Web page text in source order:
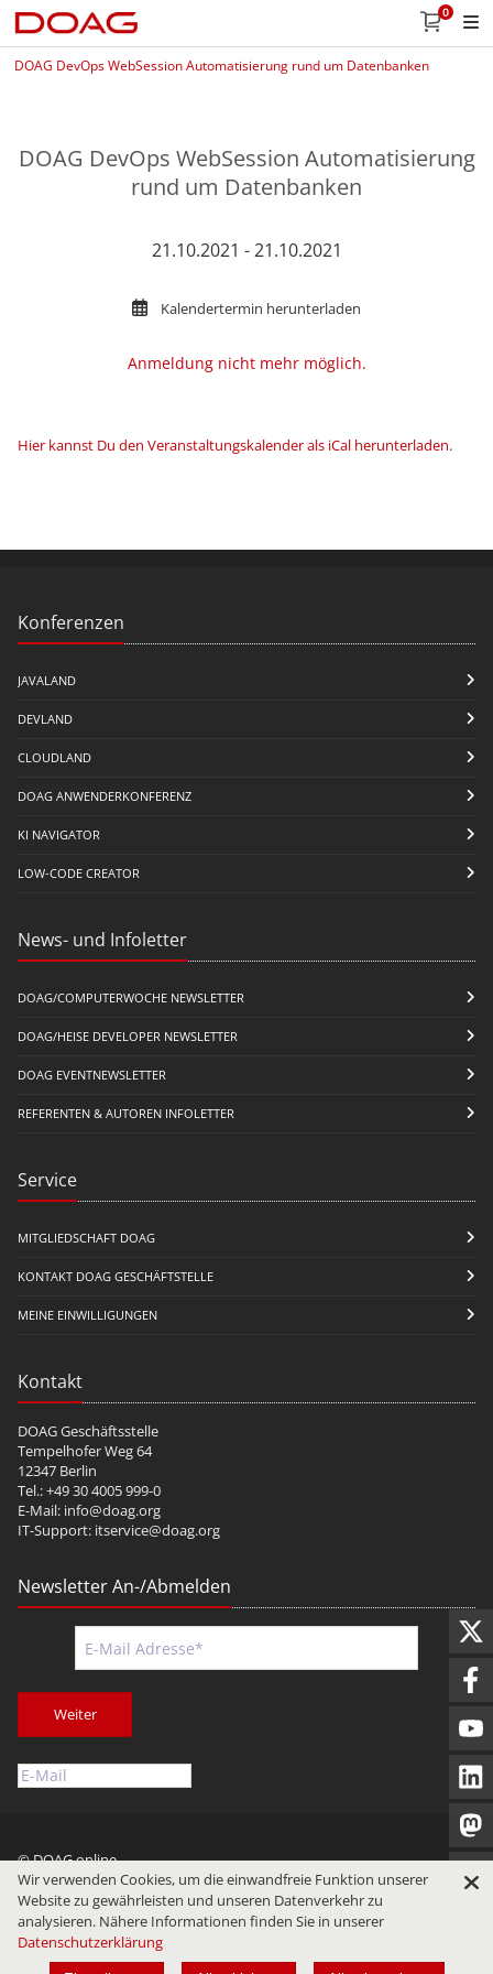
0
DOAG DevOps WebSession Automatisierung rund um Datenbanken
DOAG DevOps WebSession Automatisierung
rund um Datenbanken
21.10.2021 - 21.10.2021
Kalendertermin herunterladen
Anmeldung nicht mehr möglich.
Hier kannst Du den Veranstaltungskalender als iCal herunterladen.
Konferenzen
JAVALAND
DEVLAND
CLOUDLAND
DOAG ANWENDERKONFERENZ
KI NAVIGATOR
LOW-CODE CREATOR
News- und Infoletter
DOAG/COMPUTERWOCHE NEWSLETTER
DOAG/HEISE DEVELOPER NEWSLETTER
DOAG EVENTNEWSLETTER
REFERENTEN & AUTOREN INFOLETTER
Service
MITGLIEDSCHAFT DOAG
KONTAKT DOAG GESCHÄFTSTELLE
MEINE EINWILLIGUNGEN
Kontakt
DOAG Geschäftsstelle
Tempelhofer Weg 64
12347 Berlin
Tel.: +49 30 4005 999-0
E-Mail: info@doag.org
IT-Support: itservice@doag.org
Newsletter An-/Abmelden
Weiter
© DOAG online
Impressum
Datenschutz Nutzungsbedingungen
Wir verwenden Cookies, um die einwandfreie Funktion unserer
Website zu gewährleisten und unseren Datenverkehr zu
analysieren. Nähere Informationen finden Sie in unserer
Datenschutzerklärung